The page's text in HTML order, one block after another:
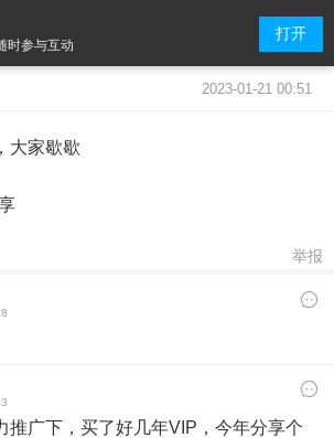
时参与互动
打开
2023-01-21 00:51
大家歇歇
举报
推广下，买了好几年VIP，今年分享个